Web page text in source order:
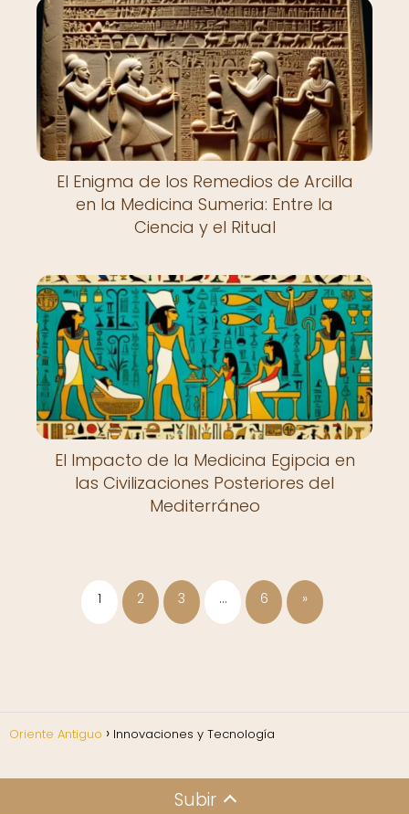
El Enigma de los Remedios de Arcilla
en la Medicina Sumeria: Entre la
Ciencia y el Ritual
El Impacto de la Medicina Egipcia en
las Civilizaciones Posteriores del
Mediterráneo
1 2 3 … 6 »
Oriente Antiguo Innovaciones y Tecnología
Subir